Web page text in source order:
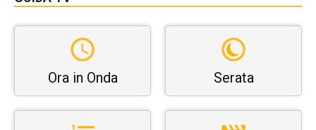
Ora in Onda Serata